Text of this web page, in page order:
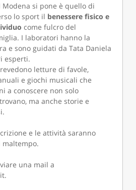
Modena si pone è quello di
lo sport il benessere fisico e
come fulcro del
I laboratori hanno la
e sono guidati da Tata Daniela
esperti.
letture di favole,
e giochi musicali che
a conoscere non solo
ma anche storie e
e le attività saranno
una mail a